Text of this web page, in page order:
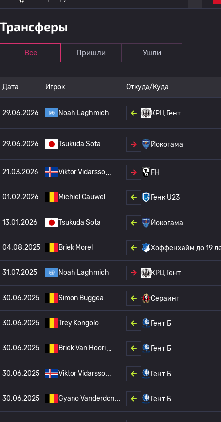
Трансферы
Все Пришли Ушли
Дата Игрок Откуда/Куда
29.06.2026 Noah Laghmich КРЦ Гент
29.06.2026 Tsukuda Sota Йокогама
21.03.2026 Viktor Vidarsso FH
01.02.2026 Michiel Cauwel Генк U23
13.01.2026 Tsukuda Sota Йокогама
04.08.2025 Briek Morel Хоффенхайм до 19
31.07.2025 Noah Laghmich КРЦ Гент
30.06.2025 Simon Buggea Сераинг
30.06.2025 Trey Kongolo Гент Б
30.06.2025 Briek Van Hoori Гент Б
30.06.2025 Viktor Vidarsso Гент Б
30.06.2025 Gyano Vanderdon Гент Б